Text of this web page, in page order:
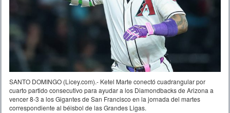
SANTO DOMINGO (Licey.com).- Ketel Marte conectó cuadrangular por
cuarto partido consecutivo para ayudar a los Diamondbacks de Arizona a
vencer 8-3 a los Gigantes de San Francisco en la jornada del martes
correspondiente al béisbol de las Grandes Ligas.